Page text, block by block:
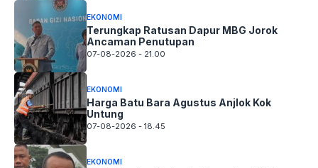
EKONOMI
Terungkap Ratusan Dapur MBG Jorok
Ancaman Penutupan
07-08-2026 - 21.00
EKONOMI
Harga Batu Bara Agustus Anjlok Kok
Untung
07-08-2026 - 18.45
EKONOMI